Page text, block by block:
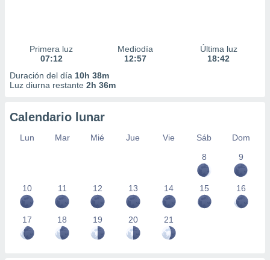
Primera luz
07:12
Mediodía
12:57
Última luz
18:42
Duración del día 10h 38m
Luz diurna restante 2h 36m
Calendario lunar
Lun Mar Mié Jue Vie Sáb
Dom
8
9
10 11 12 13 14 15 16
17 18 19 20 21